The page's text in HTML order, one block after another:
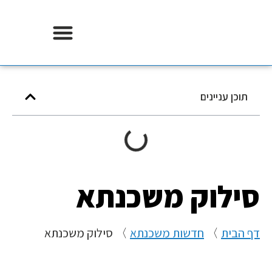
תוכן עניינים
סילוק משכנתא
דף הבית〉חדשות משכנתא〉סילוק משכנתא